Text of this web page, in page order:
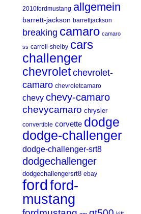
2010fordmustang allgemein
barrett-jackson barrettjackson
breaking camaro camaro
ss carroll-shelby cars
challenger
chevroletchevrolet-
camaro chevroletcamaro
chevy chevy-camaro
chevycamaro chrysler
convertible corvette dodge
dodge-challenger
dodge-challenger-srt8
dodgechallenger
dodgechallengersrt8 ebay
fordford-
mustang